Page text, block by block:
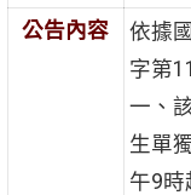
公告內容
依據
字第
一、
生單
午9時